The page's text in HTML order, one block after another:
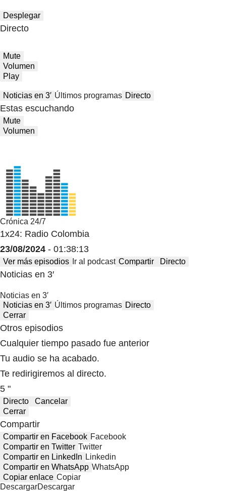
Desplegar
Directo
Mute
Volumen
Play
Noticias en 3′ Últimos programas Directo
Estas escuchando
Mute
Volumen
Crónica 24/7
1x24: Radio Colombia
23/08/2024 - 01:38:13
Ver más episodios Ir al podcast Compartir Directo
Noticias en 3′
Noticias en 3′
Noticias en 3′ Últimos programas Directo
Cerrar
Otros episodios
Cualquier tiempo pasado fue anterior
Tu audio se ha acabado.
Te redirigiremos al directo.
5 "
Directo
Cancelar
Cerrar
Compartir
Compartir en Facebook Facebook
Compartir en Twitter Twitter
Compartir en LinkedIn Linkedin
Compartir en WhatsApp WhatsApp
Copiar enlace Copiar
DescargarDescargar